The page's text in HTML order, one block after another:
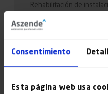
Consentimiento
Esta página web usa
Rehabilitación de